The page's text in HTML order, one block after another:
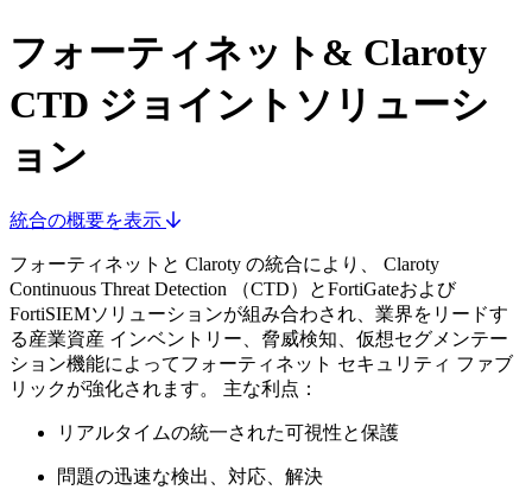
フォーティネット& Claroty
CTD ジョイントソリューシ
ョン
統合の概要を表示
フォーティネットと Claroty の統合により、 Claroty
Continuous Threat Detection （CTD）とFortiGateおよび
FortiSIEMソリューションが組み合わされ、業界をリードす
る産業資産 インベントリー、脅威検知、仮想セグメンテー
ション機能によってフォーティネット セキュリティ ファブ
リックが強化されます。 主な利点：
リアルタイムの統一された可視性と保護
問題の迅速な検出、対応、解決